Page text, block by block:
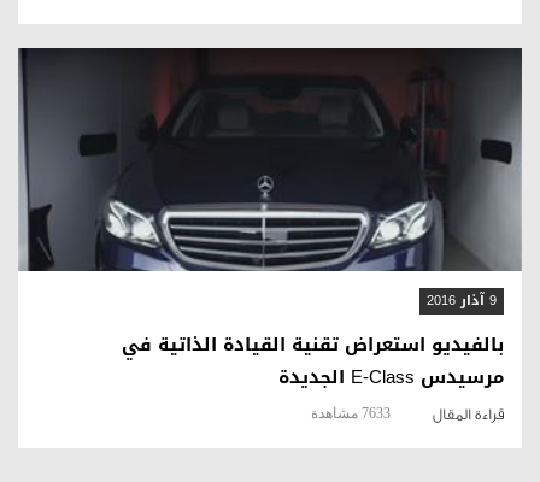
9 آذار 2016
بالفيديو استعراض تقنية القيادة الذاتية في
مرسيدس E-Class الجديدة
قراءة المقال 7633 مشاهدة